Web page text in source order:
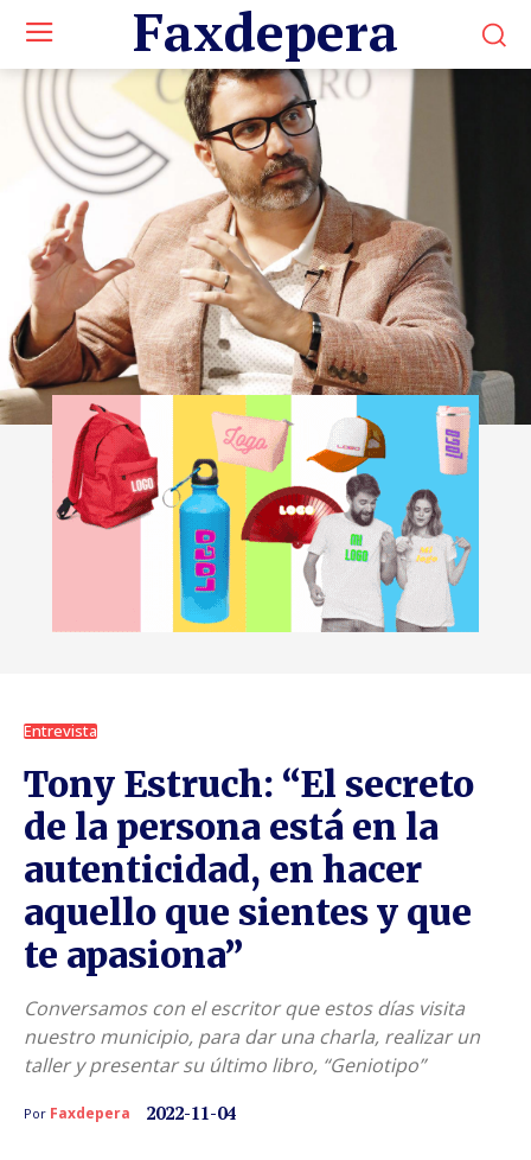
Faxdepera
Entrevista
Tony Estruch: “El secreto
de la persona está en la
autenticidad, en hacer
aquello que sientes y que
te apasiona”
Conversamos con el escritor que estos días visita
nuestro municipio, para dar una charla, realizar un
taller y presentar su último libro, “Geniotipo”
Por Faxdepera 2022-11-04